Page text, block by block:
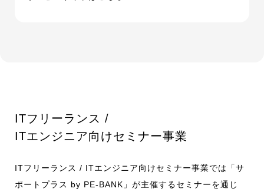
ITフリーランス /
ITエンジニア向けセミナー事業
ITフリーランス / ITエンジニア向けセミナー事業では「サ
ポートプラス by PE-BANK」が主催するセミナーを通じ